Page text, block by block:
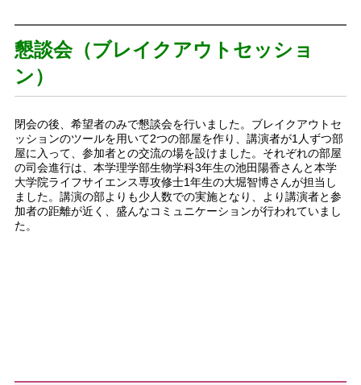
懇談会（ブレイクアウトセッショ
ン）
閉会の後、希望者のみで懇談会を行いました。ブレイクアウトセ
ッションのツールを用いて2つの部屋を作り、講演者が1人ずつ部
屋に入って、参加者との交流の場を設けました。それぞれの部屋
の司会進行は、本学理学部生物学科3年生の池田陽香さんと本学
大学院ライフサイエンス専攻修士1年生の大堀智博さんが担当し
ました。講演の部よりも少人数での実施となり、より講演者と参
加者の距離が近く、盛んなコミュニケーションが行われていまし
た。